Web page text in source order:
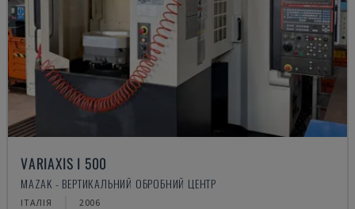
VARIAXIS I 500
MAZAK - ВЕРТИКАЛЬНИЙ ОБРОБНИЙ ЦЕНТР
ІТАЛІЯ 2006